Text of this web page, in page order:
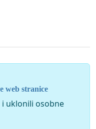
Splita.
i civilizacijsko
web stranice
uklonili osobne